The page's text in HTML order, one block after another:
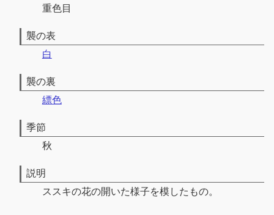
重色目
襲の表
白
襲の裏
縹色
季節
秋
説明
ススキの花の開いた様子を模したもの。